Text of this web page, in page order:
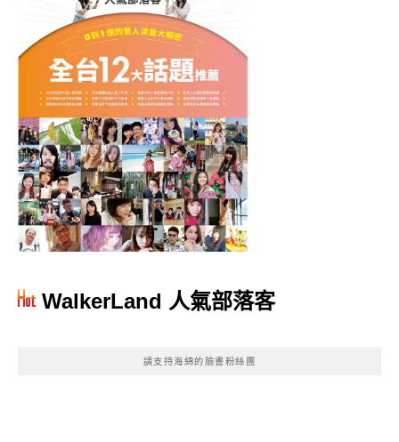
WalkerLand 人氣部落客
請支持海綿的臉書粉絲團